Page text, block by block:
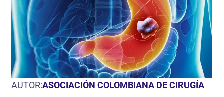
AUTOR:ASOCIACIÓN COLOMBIANA DE CIRUGÍA